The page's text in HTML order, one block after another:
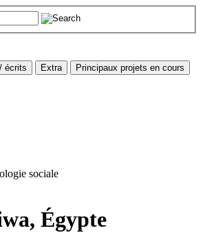
écrits Extra Principaux projets en cours
sociale
Égypte